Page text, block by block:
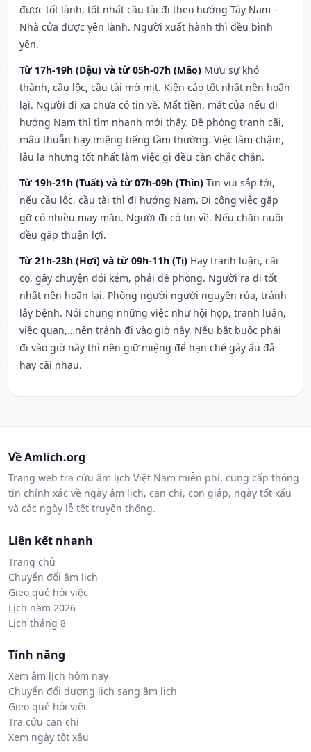
được tốt lành, tốt nhất cầu tài đi theo hướng Tây Nam –
Nhà cửa được yên lành. Người xuất hành thì đều bình
yên.
Từ 17h-19h (Dậu) và từ 05h-07h (Mão) Mưu sự khó
thành, cầu lộc, cầu tài mờ mịt. Kiện cáo tốt nhất nên hoãn
lại. Người đi xa chưa có tin về. Mất tiền, mất của nếu đi
hướng Nam thì tìm nhanh mới thấy. Đề phòng tranh cãi,
mâu thuẫn hay miệng tiếng tầm thường. Việc làm chậm,
lâu la nhưng tốt nhất làm việc gì đều cần chắc chắn.
Từ 19h-21h (Tuất) và từ 07h-09h (Thìn) Tin vui sắp tới,
nếu cầu lộc, cầu tài thì đi hướng Nam. Đi công việc gặp
gỡ có nhiều may mắn. Người đi có tin về. Nếu chăn nuôi
đều gặp thuận lợi.
Từ 21h-23h (Hợi) và từ 09h-11h (Tị) Hay tranh luận, cãi
cọ, gây chuyện đói kém, phải đề phòng. Người ra đi tốt
nhất nên hoãn lại. Phòng người người nguyền rủa, tránh
lây bệnh. Nói chung những việc như hội họp, tranh luận,
việc quan,…nên tránh đi vào giờ này. Nếu bắt buộc phải
đi vào giờ này thì nên giữ miệng để hạn ché gây ẩu đả
hay cãi nhau.
Về Amlich.org
Trang web tra cứu âm lịch Việt Nam miễn phí, cung cấp thông
tin chính xác về ngày âm lịch, can chi, con giáp, ngày tốt xấu
và các ngày lễ tết truyền thống.
Liên kết nhanh
Trang chủ
Chuyển đổi âm lịch
Gieo quẻ hỏi việc
Lịch năm 2026
Lịch tháng 8
Tính năng
Xem âm lịch hôm nay
Chuyển đổi dương lịch sang âm lịch
Gieo quẻ hỏi việc
Tra cứu can chi
Xem ngày tốt xấu